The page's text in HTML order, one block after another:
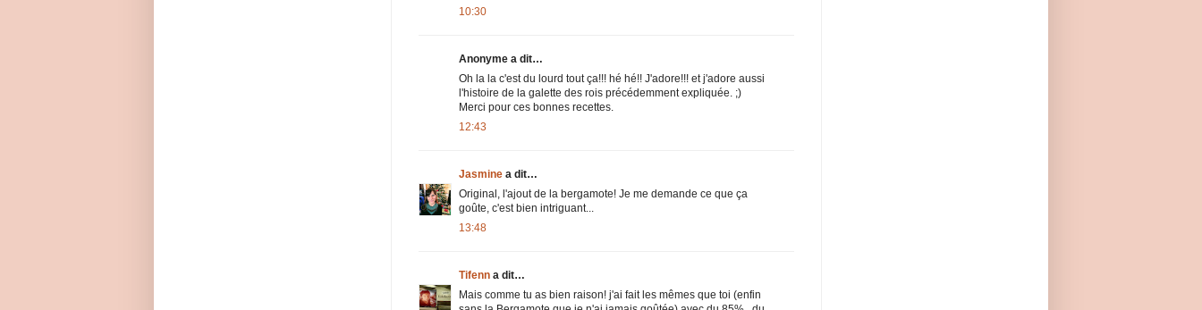
10:30
Anonyme a dit…
Oh la la c'est du lourd tout ça!!! hé hé!! J'adore!!! et j'adore aussi
l'histoire de la galette des rois précédemment expliquée. ;)
Merci pour ces bonnes recettes.
12:43
Jasmine a dit…
Original, l'ajout de la bergamote! Je me demande ce que ça
goûte, c'est bien intriguant...
13:48
Tifenn a dit…
Mais comme tu as bien raison! j'ai fait les mêmes que toi (enfin